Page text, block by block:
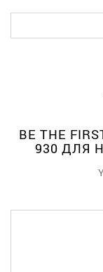
BE THE
930 ДЛЯ